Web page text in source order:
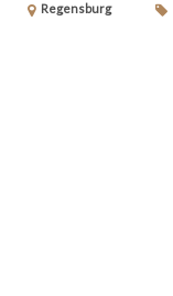
Regensburg